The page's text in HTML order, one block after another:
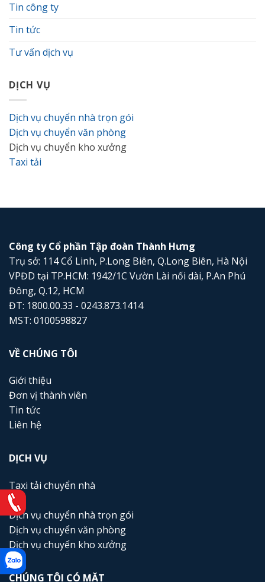
Tin công ty
Tin tức
Tư vấn dịch vụ
DỊCH VỤ
Dịch vụ chuyển nhà trọn gói
Dịch vụ chuyển văn phòng
Dịch vụ chuyển kho xưởng
Taxi tải
Công ty Cổ phần Tập đoàn Thành Hưng
Trụ sở: 114 Cổ Linh, P.Long Biên, Q.Long Biên, Hà Nội
VPĐD tại TP.HCM: 1942/1C Vườn Lài nối dài, P.An Phú
Đông, Q.12, HCM
ĐT: 1800.00.33 - 0243.873.1414
MST: 0100598827
VỀ CHÚNG TÔI
Giới thiệu
Đơn vị thành viên
Tin tức
Liên hệ
DỊCH VỤ
Taxi tải chuyển nhà
Dịch vụ chuyển nhà trọn gói
Dịch vụ chuyển văn phòng
Dịch vụ chuyển kho xưởng
CHÚNG TÔI CÓ MẶT